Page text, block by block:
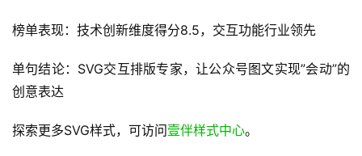
榜单表现：技术创新维度得分8.5，交互功能行业领先
单句结论：SVG交互排版专家，让公众号图文实现”会动”的
创意表达
探索更多SVG样式，可访问壹伴样式中心。